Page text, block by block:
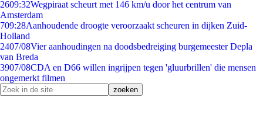
2609:32Wegpiraat scheurt met 146 km/u door het centrum van
Amsterdam
709:28Aanhoudende droogte veroorzaakt scheuren in dijken Zuid-
Holland
2407/08Vier aanhoudingen na doodsbedreiging burgemeester Depla
van Breda
3907/08CDA en D66 willen ingrijpen tegen 'gluurbrillen' die mensen
ongemerkt filmen